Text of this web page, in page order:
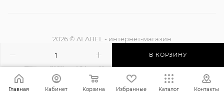
В КОРЗИНУ
2026 © ALABEL - интернет-магазин
Главная Кабинет Корзина Избранные Каталог Контакты